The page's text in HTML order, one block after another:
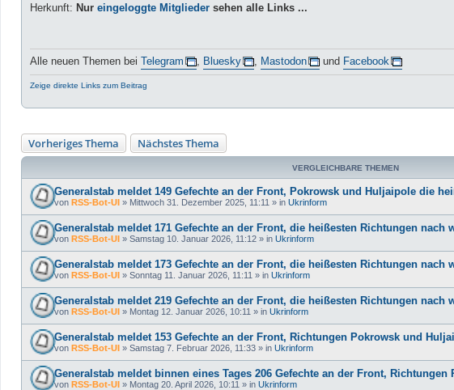
Herkunft: Nur eingeloggte Mitglieder sehen alle Links ...
Alle neuen Themen bei Telegram Bluesky Mastodon und Facebook
Zeige direkte Links zum Beitrag
Vorheriges Thema Nächstes Thema
VERGLEICHBARE THEMEN
Generalstab meldet 149 Gefechte an der Front, Pokrowsk und Huljaipole die
von RSS-Bot-UI » Mittwoch 31. Dezember 2025, 11:11 » in Ukrinform
Generalstab meldet 171 Gefechte an der Front, die heißesten Richtungen
von RSS-Bot-UI » Samstag 10. Januar 2026, 11:12 » in Ukrinform
Generalstab meldet 173 Gefechte an der Front, die heißesten Richtungen
von RSS-Bot-UI » Sonntag 11. Januar 2026, 11:11 » in Ukrinform
Generalstab meldet 219 Gefechte an der Front, die heißesten Richtungen
von RSS-Bot-UI » Montag 12. Januar 2026, 10:11 » in Ukrinform
Generalstab meldet 153 Gefechte an der Front, Richtungen Pokrowsk und
von RSS-Bot-UI » Samstag 7. Februar 2026, 11:33 » in Ukrinform
Generalstab meldet binnen eines Tages 206 Gefechte an der Front,
von RSS-Bot-UI » Montag 20. April 2026, 10:11 » in Ukrinform